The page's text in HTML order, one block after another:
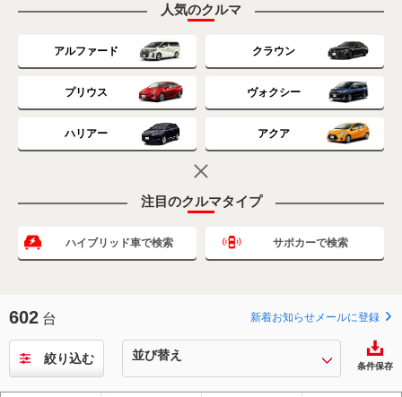
人気のクルマ
アルファード クラウン
プリウス ヴォクシー
ハリアー アクア
注目のクルマタイプ
ハイブリッド車で検索 サポカーで検索
602 台 新着お知らせメールに登録
絞り込む
条件保存